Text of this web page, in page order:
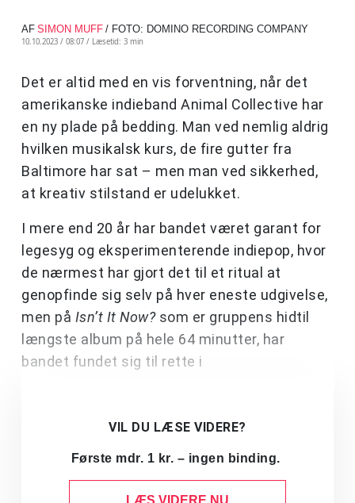
AF SIMON MUFF / FOTO: DOMINO RECORDING COMPANY
10.10.2023 / 08:07 / Læsetid: 3 min
Det er altid med en vis forventning, når det
amerikanske indieband Animal Collective har
en ny plade på bedding. Man ved nemlig aldrig
hvilken musikalsk kurs, de fire gutter fra
Baltimore har sat – men man ved sikkerhed,
at kreativ stilstand er udelukket.
I mere end 20 år har bandet været garant for
legesyg og eksperimenterende indiepop, hvor
de nærmest har gjort det til et ritual at
genopfinde sig selv på hver eneste udgivelse,
men på Isn’t It Now?som er gruppens hidtil
længste album på hele 64 minutter, har
bandet fundet sig til rette i
VIL DU LÆSE VIDERE?
Første mdr. 1 kr. – ingen binding.
LÆS VIDERE NU